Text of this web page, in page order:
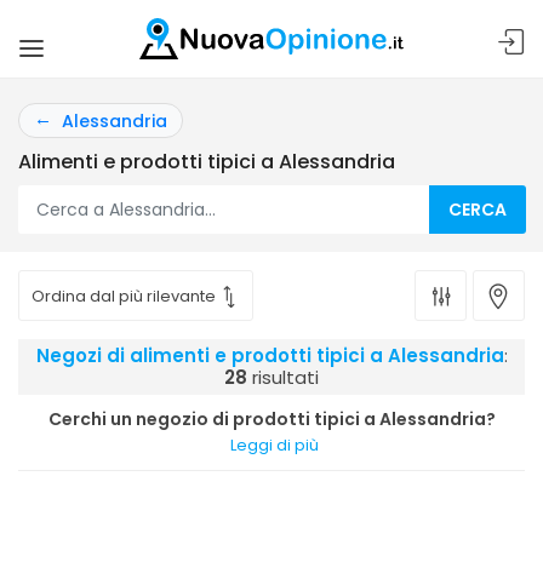
Alessandria
Alimenti e prodotti tipici a Alessandria
CERCA
Negozi di alimenti e prodotti tipici a Alessandria:
28 risultati
Cerchi un negozio di prodotti tipici a Alessandria?
Leggi di più